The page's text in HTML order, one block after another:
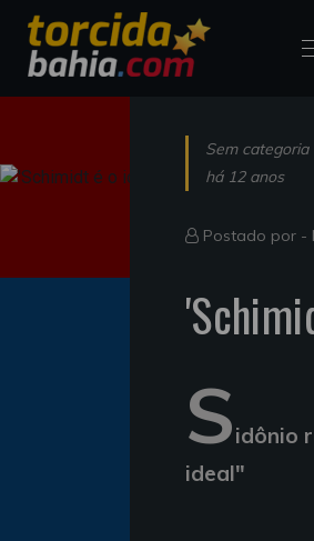
Sem categoria
há 12 anos
Postado por -
Sidônio
ideal"